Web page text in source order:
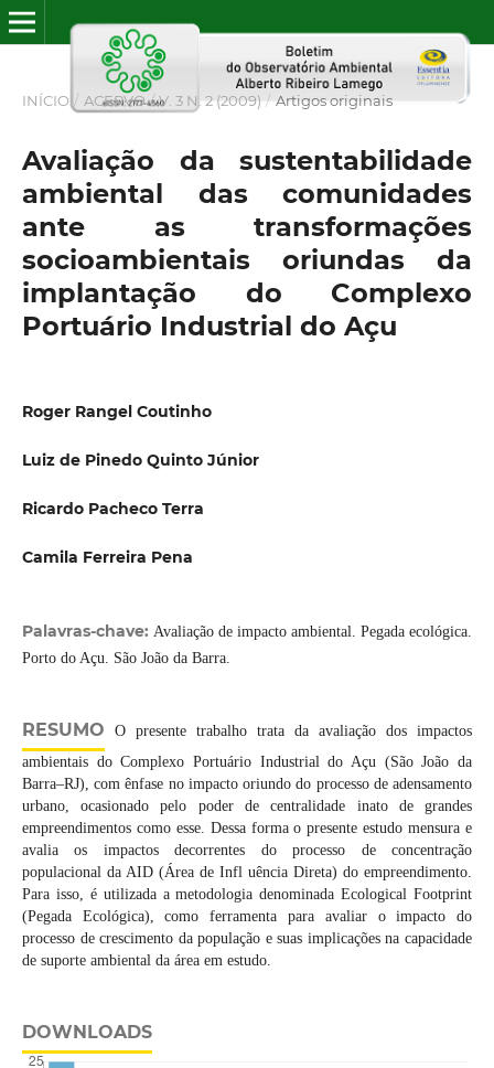
INÍCIO / ACERVO / V. 3 N. 2 (2009) / Artigos originais
Avaliação da sustentabilidade
ambiental das comunidades
ante as transformações
socioambientais oriundas da
implantação do Complexo
Portuário Industrial do Açu
Roger Rangel Coutinho
Luiz de Pinedo Quinto Júnior
Ricardo Pacheco Terra
Camila Ferreira Pena
Palavras-chave: Avaliação de impacto ambiental. Pegada ecológica.
Porto do Açu. São João da Barra.
RESUMO O presente trabalho trata da avaliação dos impactos
ambientais do Complexo Portuário Industrial do Açu (São João da
Barra–RJ), com ênfase no impacto oriundo do processo de adensamento
urbano, ocasionado pelo poder de centralidade inato de grandes
empreendimentos como esse. Dessa forma o presente estudo mensura e
avalia os impactos decorrentes do processo de concentração
populacional da AID (Área de Infl uência Direta) do empreendimento.
Para isso, é utilizada a metodologia denominada Ecological Footprint
(Pegada Ecológica), como ferramenta para avaliar o impacto do
processo de crescimento da população e suas implicações na capacidade
de suporte ambiental da área em estudo.
DOWNLOADS